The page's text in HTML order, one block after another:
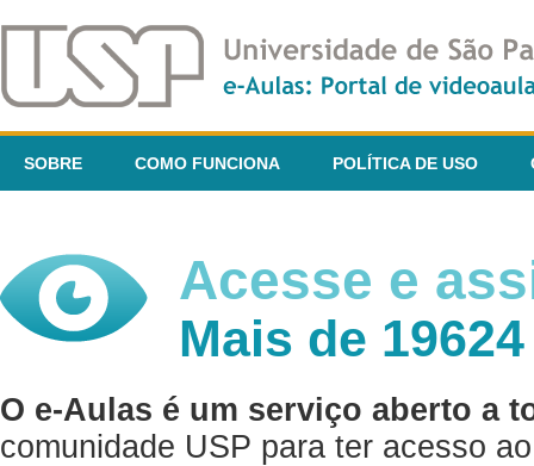
SOBRE COMO FUNCIONA POLÍTICA DE USO
Acesse e
Mais de
O e-Aulas é um serviço aberto a
comunidade USP para ter acesso